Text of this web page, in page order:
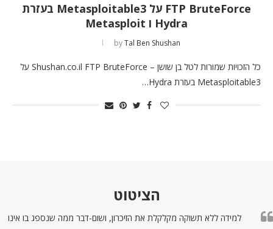
FTP BruteForce על Metasploitable3 בעזרת
Hydra ו Metasploit
byTal Ben Shushan
כל הזכויות שמורות לטל בן שושן – Shushan.co.il FTP BruteForce על
Metasploitable3 בעזרת Hydra…
הציטוט
למידה ללא תשוקה מקלקלת את הזיכרון, ושום-דבר ממה שנספג בו אינו